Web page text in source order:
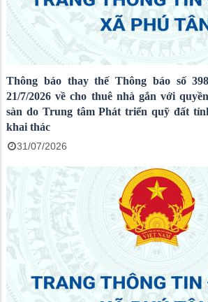
Thông báo thay thế Thông báo số
21/7/2026 về cho thuê nhà gắn với
sàn do Trung tâm Phát triển quỹ đất
khai thác
31/07/2026